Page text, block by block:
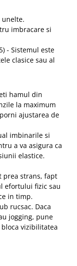
unelte.
imbracare si
- Sistemul este
clasice sau al
hamul din
la maximum
ajustarea de
imbinarile si
a va asigura ca
elastice.
prea strans, fapt
efortului fizic sau
in timp.
rucsac. Daca
jogging, pune
vizibilitatea